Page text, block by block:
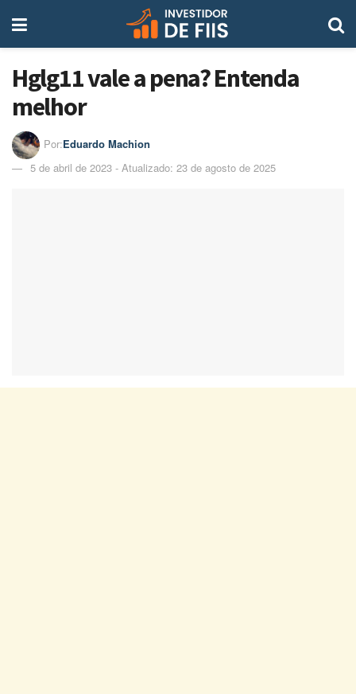
Hglg11 vale a pena? Entenda
melhor
Por:Eduardo Machion
5 de abril de 2023 - Atualizado: 23 de agosto de 2025